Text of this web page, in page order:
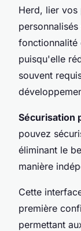
Herd, lier vos
fonctionnalité
puisqu'elle
souvent
Sécurisation
pouvez
éliminant le
manière
Cette
première
permettant